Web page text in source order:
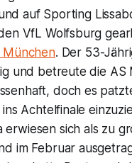
auf Sporting
VfL Wolfsburg
München. Der 53-
und betreute die AS
doch es
Achtelfinale
erwiesen sich als zu
im Februar